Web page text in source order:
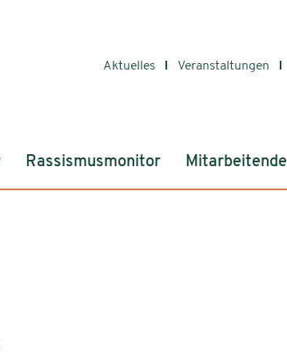
Aktuelles Veranstaltungen
Rassismusmonitor Mitarbeitende